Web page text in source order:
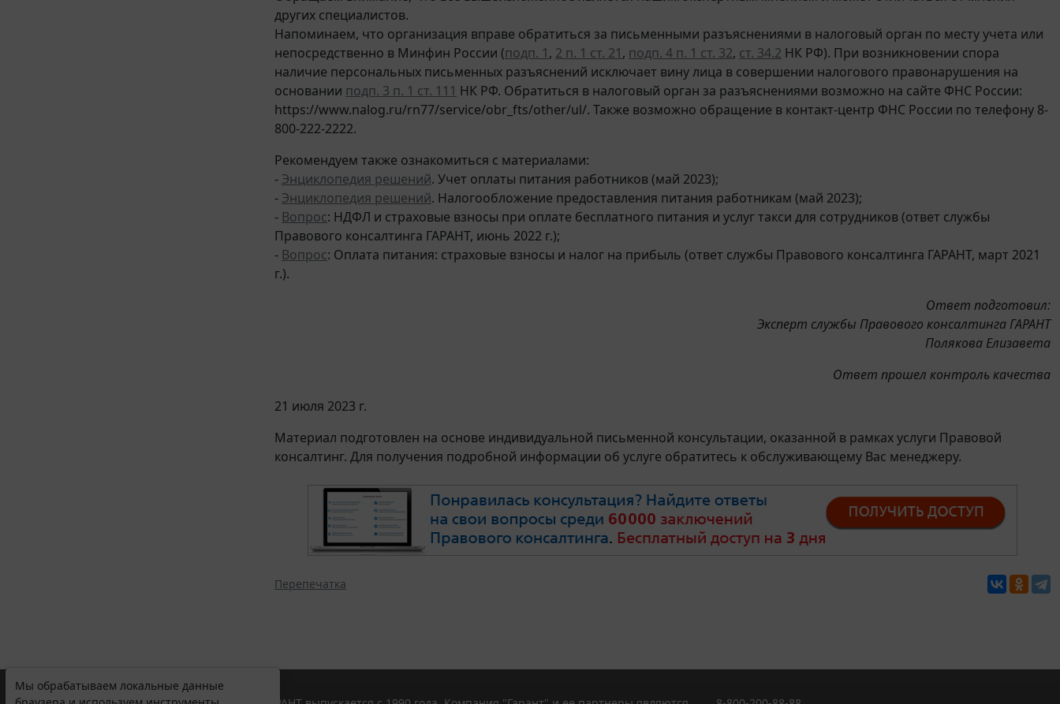
других специалистов.
Напоминаем, что организация вправе обратиться за письменными разъяснениями в налоговый орган по месту учета или
непосредственно в Минфин России (подп. 1, 2 п. 1 ст. 21, подп. 4 п. 1 ст. 32, ст. 34.2 НК РФ). При возникновении спора
наличие персональных письменных разъяснений исключает вину лица в совершении налогового правонарушения на
основании подп. 3 п. 1 ст. 111 НК РФ. Обратиться в налоговый орган за разъяснениями возможно на сайте ФНС России:
https://www.nalog.ru/rn77/service/obr_fts/other/ul/. Также возможно обращение в контакт-центр ФНС России по телефону 8-
800-222-2222.
Рекомендуем также ознакомиться с материалами:
- Энциклопедия решений. Учет оплаты питания работников (май 2023);
- Энциклопедия решений. Налогообложение предоставления питания работникам (май 2023);
- Вопрос: НДФЛ и страховые взносы при оплате бесплатного питания и услуг такси для сотрудников (ответ службы
Правового консалтинга ГАРАНТ, июнь 2022 г.);
- Вопрос: Оплата питания: страховые взносы и налог на прибыль (ответ службы Правового консалтинга ГАРАНТ, март 2021
г.).
Ответ подготовил:
Эксперт службы Правового консалтинга ГАРАНТ
Полякова Елизавета
Ответ прошел контроль качества
21 июля 2023 г.
Материал подготовлен на основе индивидуальной письменной консультации, оказанной в рамках услуги Правовой
консалтинг. Для получения подробной информации об услуге обратитесь к обслуживающему Вас менеджеру.
Перепечатка
Мы обрабатываем локальные данные